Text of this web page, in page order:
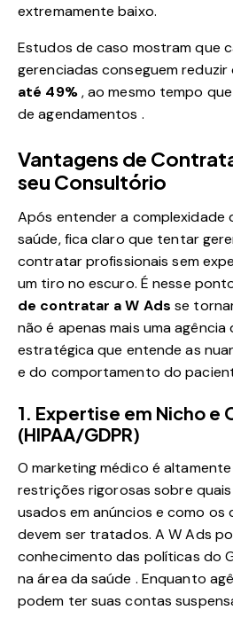
extremamente baixo.
Estudos de caso mostram que
gerenciadas conseguem reduzir
até 49%, ao mesmo tempo
de agendamentos .
Vantagens de
seu Consultório
Após entender a complexidade
saúde, fica claro que tentar
contratar profissionais sem
um tiro no escuro. É nesse
de contratar a W Ads se
não é apenas mais uma
estratégica que entende as
e do comportamento do
1. Expertise em Nicho e
(HIPAA/GDPR)
O marketing médico é
restrições rigorosas sobre
usados em anúncios e como
devem ser tratados. A W Ads
conhecimento das políticas do
na área da saúde . Enquanto
podem ter suas contas